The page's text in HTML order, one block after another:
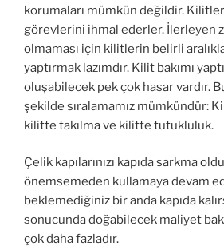
korumaları mümkün değildir.
görevlerini ihmal ederler. İlerleyen
olmaması için kilitlerin belirli
yaptırmak lazımdır. Kilit bakımı
oluşabilecek pek çok hasar vardır.
şekilde sıralamamız mümkündür:
kilitte takılma ve kilitte tutukluluk.
Çelik kapılarınızı kapıda sarkma
önemsemeden kullamaya devam
beklemediğiniz bir anda kapıda
sonucunda doğabilecek maliyet
çok daha fazladır.